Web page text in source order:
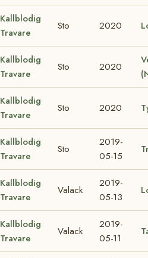
Kallblodig
Travare
Sto 2020
Kallblodig
Travare
Sto 2020
Kallblodig
Travare
Sto 2020
Kallblodig
Travare
Sto
2019-
05-15
Kallblodig
Travare
Valack
2019-
05-13
Kallblodig
Travare
Valack
2019-
05-11